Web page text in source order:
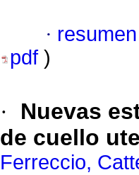
·
pdf )
·
Nuevas
de cuello
Ferreccio,